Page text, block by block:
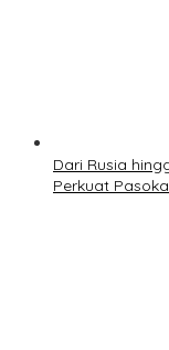
Dari Rusia
Perkuat